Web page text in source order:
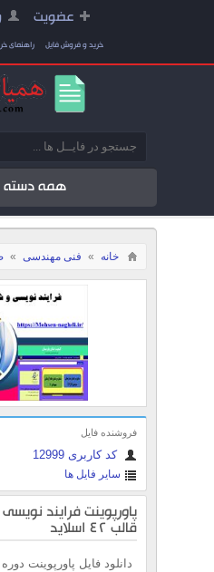
عضویت
خرید و فروش فایل راهنمای
همه دسته
خانه » فنی مهندسی »
فروشنده فایل
کد کاربری 12999
سایر فایل ها
پاورپوینت فرایند
قالب 42 اسلاید
دانلود فایل پاورپوینت